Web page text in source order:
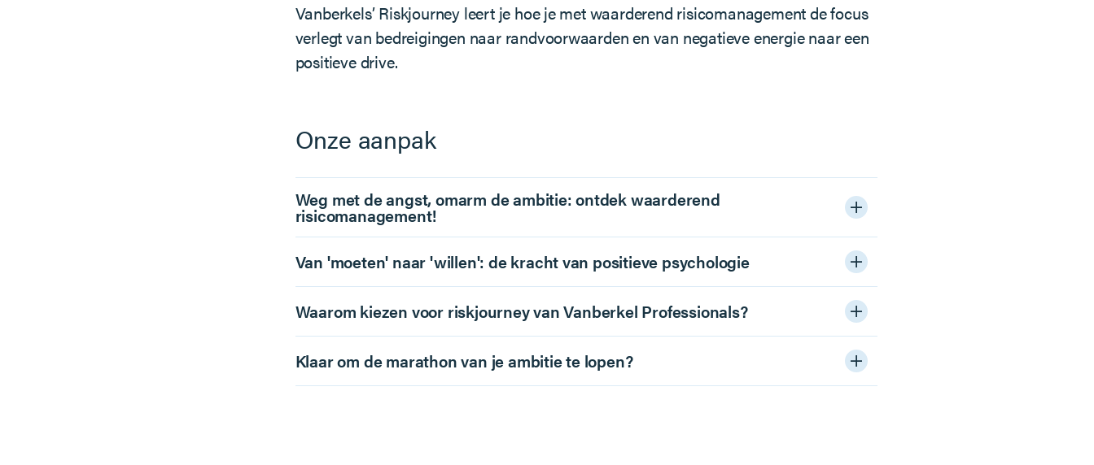
Vanberkels’ Riskjourney leert je hoe je met waarderend risicomanagement de focus
verlegt van bedreigingen naar randvoorwaarden en van negatieve energie naar een
positieve drive.
Onze aanpak
Weg met de angst, omarm de ambitie: ontdek waarderend
risicomanagement!
Van 'moeten' naar 'willen': de kracht van positieve psychologie
Waarom kiezen voor riskjourney van Vanberkel Professionals?
Klaar om de marathon van je ambitie te lopen?